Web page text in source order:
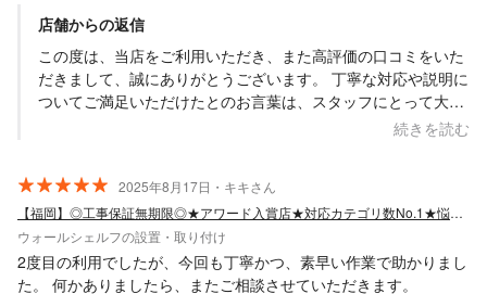
店舗からの返信
この度は、当店をご利用いただき、また高評価の口コミをいた
だきまして、誠にありがとうございます。 丁寧な対応や説明に
ついてご満足いただけたとのお言葉は、スタッフにとって大き
な励みになります。またお困りごとがございましたら、いつで
どうぞよろしくお願いいたします。
続きを読む
2025年8月17日・キキさん
【福岡】◎工事保証無期限◎★アワード入賞店★対応カテゴリ数No.1★悩み全て解決
ウォールシェルフの設置・取り付け
2度目の利用でしたが、今回も丁寧かつ、素早い作業で助かりまし
た。 何かありましたら、またご相談させていただきます。